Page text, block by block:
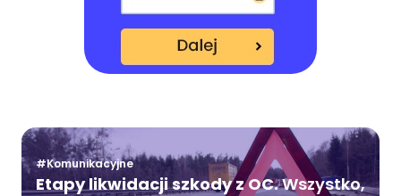
#Komunikacyjne
Etapy likwidacji szkody z OC.Wszystko,